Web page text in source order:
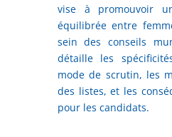
vise à promouvoir
équilibrée entre
sein des conseils
détaille les
mode de scrutin, les
des listes, et les
pour les candidats.